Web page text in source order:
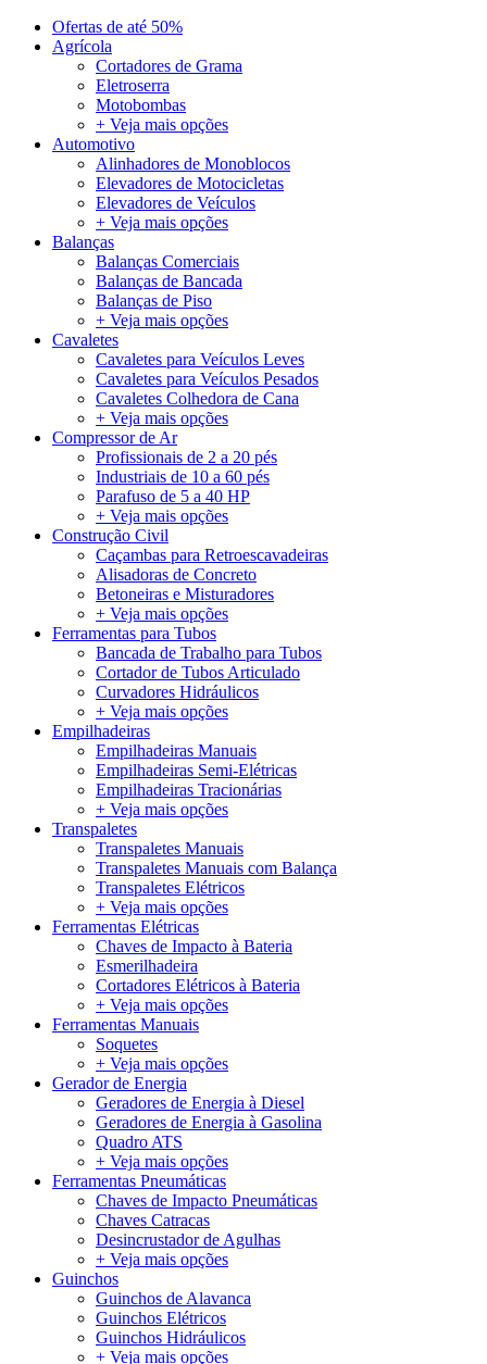
Ofertas de até 50%
Agrícola
Cortadores de Grama
Eletroserra
Motobombas
+ Veja mais opções
Automotivo
Alinhadores de Monoblocos
Elevadores de Motocicletas
Elevadores de Veículos
+ Veja mais opções
Balanças
Balanças Comerciais
Balanças de Bancada
Balanças de Piso
+ Veja mais opções
Cavaletes
Cavaletes para Veículos Leves
Cavaletes para Veículos Pesados
Cavaletes Colhedora de Cana
+ Veja mais opções
Compressor de Ar
Profissionais de 2 a 20 pés
Industriais de 10 a 60 pés
Parafuso de 5 a 40 HP
+ Veja mais opções
Construção Civil
Caçambas para Retroescavadeiras
Alisadoras de Concreto
Betoneiras e Misturadores
+ Veja mais opções
Ferramentas para Tubos
Bancada de Trabalho para Tubos
Cortador de Tubos Articulado
Curvadores Hidráulicos
+ Veja mais opções
Empilhadeiras
Empilhadeiras Manuais
Empilhadeiras Semi-Elétricas
Empilhadeiras Tracionárias
+ Veja mais opções
Transpaletes
Transpaletes Manuais
Transpaletes Manuais com Balança
Transpaletes Elétricos
+ Veja mais opções
Ferramentas Elétricas
Chaves de Impacto à Bateria
Esmerilhadeira
Cortadores Elétricos à Bateria
+ Veja mais opções
Ferramentas Manuais
Soquetes
+ Veja mais opções
Gerador de Energia
Geradores de Energia à Diesel
Geradores de Energia à Gasolina
Quadro ATS
+ Veja mais opções
Ferramentas Pneumáticas
Chaves de Impacto Pneumáticas
Chaves Catracas
Desincrustador de Agulhas
+ Veja mais opções
Guinchos
Guinchos de Alavanca
Guinchos Elétricos
Guinchos Hidráulicos
+ Veja mais opções